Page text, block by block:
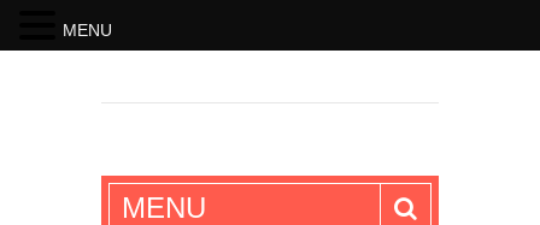
SKRIFTEN
MENU
MENU